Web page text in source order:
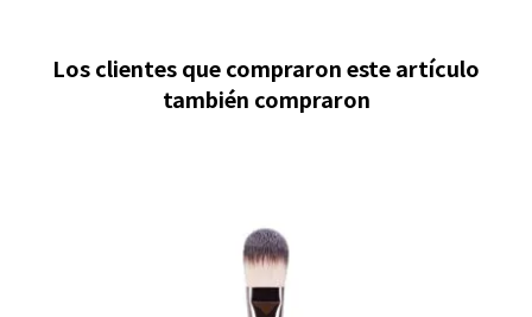
Los clientes que compraron este artículo
también compraron